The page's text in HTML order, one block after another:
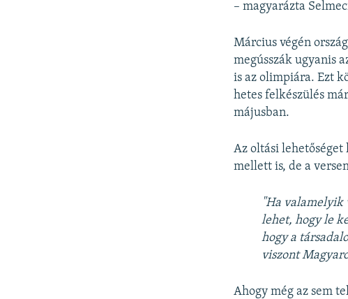
– magyarázta
Március végén
megússzák ugyanis
is az olimpiára. Ezt
hetes felkészülés
májusban.
Az oltási
mellett is, de a
"Ha valamelyik
lehet, hogy le
hogy a
viszont
Ahogy még az sem